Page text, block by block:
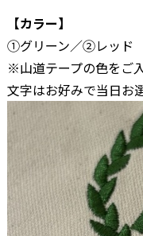
【カラー】
①グリーン／②レッド
※山道テープの色をご
文字はお好みで当日お